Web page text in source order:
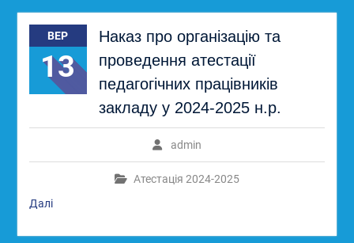
ВЕР
13
Наказ про організацію та
проведення атестації
педагогічних працівників
закладу у 2024-2025 н.р.
admin
Атестація 2024-2025
Далі